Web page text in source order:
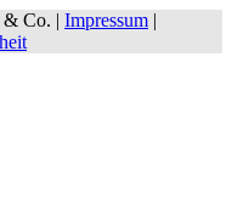
Co. | Impressum |